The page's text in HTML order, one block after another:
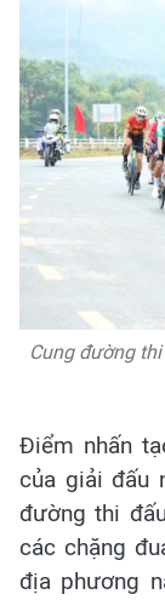
Cung đường
Điểm nhấn
của giải đấu
đường thi
các chặng
địa phương